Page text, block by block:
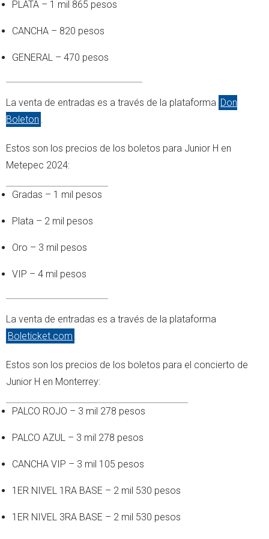
PLATA – 1 mil 865 pesos
CANCHA – 820 pesos
GENERAL – 470 pesos
La venta de entradas es a través de la plataforma Don
Boleton .
Estos son los precios de los boletos para Junior H en
Metepec 2024:
Gradas – 1 mil pesos
Plata – 2 mil pesos
Oro – 3 mil pesos
VIP – 4 mil pesos
La venta de entradas es a través de la plataforma
Boleticket.com .
Estos son los precios de los boletos para el concierto de
Junior H en Monterrey:
PALCO ROJO – 3 mil 278 pesos
PALCO AZUL – 3 mil 278 pesos
CANCHA VIP – 3 mil 105 pesos
1ER NIVEL 1RA BASE – 2 mil 530 pesos
1ER NIVEL 3RA BASE – 2 mil 530 pesos